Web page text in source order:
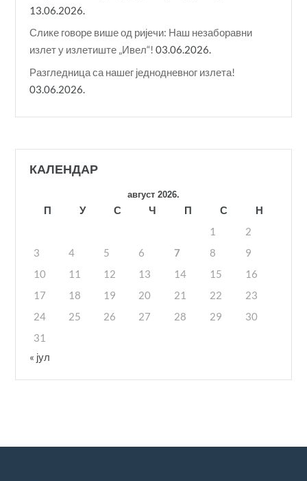
13.06.2026.
Слике говоре више од ријечи: Наш незаборавни
излет у излетиште „Ивел“! 03.06.2026.
Разгледница са нашег једнодневног излета!
03.06.2026.
КАЛЕНДАР
август 2026.
П У С Ч П С
Н
1
2
3
4 5 6 7 8
9
10
11 12 13 14 15
16
17
18 19 20 21 22
23
24
25 26 27 28 29
30
31
« јул